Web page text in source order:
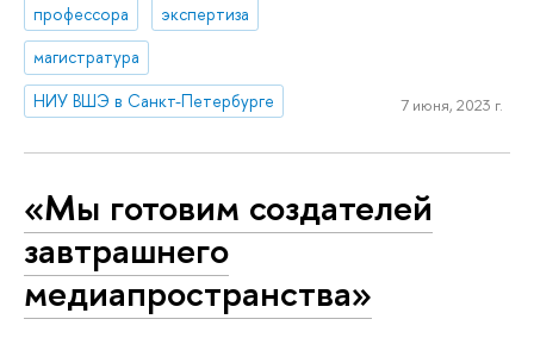
профессора
экспертиза
магистратура
НИУ ВШЭ в Санкт-Петербурге
7 июня, 2023 г.
«Мы готовим создателей
завтрашнего
медиапространства»